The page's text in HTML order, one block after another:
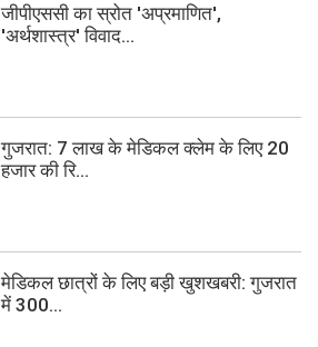
जीपीएससी का स्रोत 'अप्रमाणित',
'अर्थशास्त्र' विवाद...
गुजरात: 7 लाख के मेडिकल क्लेम के लिए 20
हजार की रि...
मेडिकल छात्रों के लिए बड़ी खुशखबरी: गुजरात
में 300...